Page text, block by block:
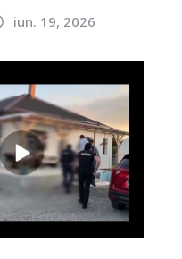
iun. 19, 2026